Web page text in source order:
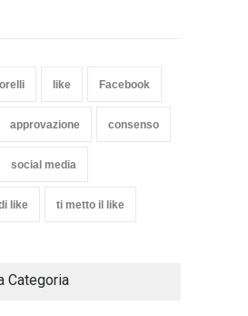
like Facebook
approvazione consenso
social media
like ti metto il like
Categoria